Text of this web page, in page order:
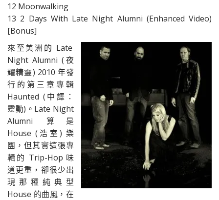
12 Moonwalking
13 2 Days With Late Night Alumni (Enhanced Video)
[Bonus]
來至美洲的 Late
Night Alumni (夜
耀精靈) 2010 年發
行的第三章專輯
Haunted (中譯：
靈動)。Late Night
Alumni 算是
House (浩室) 樂
團，但其實這張專
輯的 Trip-Hop 味
道更重，卻很少出
現那種純典型
House 的曲風，在